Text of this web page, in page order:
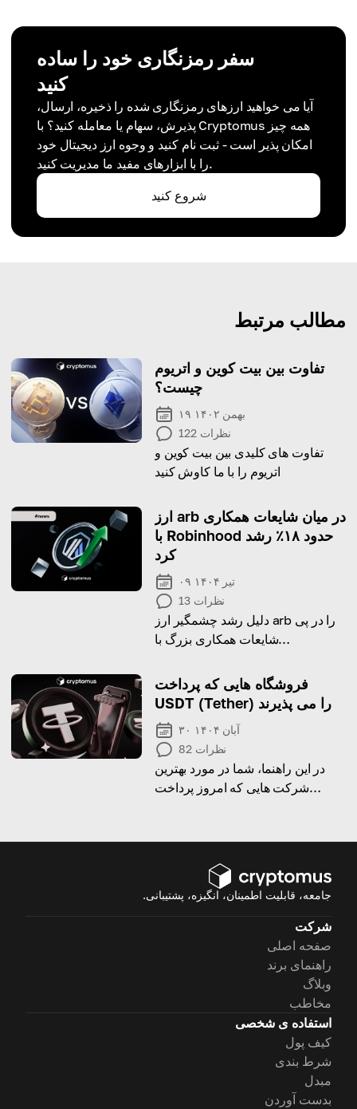
سفر رمزنگاری خود را ساده
کنید
آیا می خواهید ارزهای رمزنگاری شده را ذخیره، ارسال،
پذیرش، سهام یا معامله کنید؟ با Cryptomus همه چیز
امکان پذیر است - ثبت نام کنید و وجوه ارز دیجیتال خود
را با ابزارهای مفید ما مدیریت کنید.
شروع کنید
مطالب مرتبط
تفاوت بین بیت کوین و اتریوم
چیست؟
۱۹ بهمن ۱۴۰۲
122 نظرات
تفاوت های کلیدی بین بیت کوین و
اتریوم را با ما کاوش کنید
ارز arb در میان شایعات همکاری
با Robinhood حدود ۱۸٪ رشد
کرد
۰۹ تیر ۱۴۰۴
13 نظرات
دلیل رشد چشمگیر ارز arb را در پی
شایعات همکاری بزرگ با
فروشگاه هایی که پرداخت
USDT (Tether) را می پذیرند
۳۰ آبان ۱۴۰۴
82 نظرات
در این راهنما، شما در مورد بهترین
شرکت هایی که امروز پرداخت
جامعه، قابلیت اطمینان، انگیزه، پشتیبانی.
شرکت
صفحه اصلی
راهنمای برند
وبلاگ
مخاطب
استفاده ی شخصی
کیف پول
شرط بندی
مبدل
بدست آوردن